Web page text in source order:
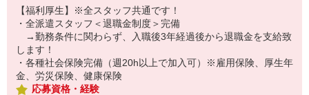
【福利厚生】※全スタッフ共通です！
・全派遣スタッフ＜退職金制度＞完備
→勤務条件に関わらず、入職後3年経過後から退職金を支給致
します！
・各種社会保険完備（週20h以上で加入可）※雇用保険、厚生年
金、労災保険、健康保険
応募資格・経験